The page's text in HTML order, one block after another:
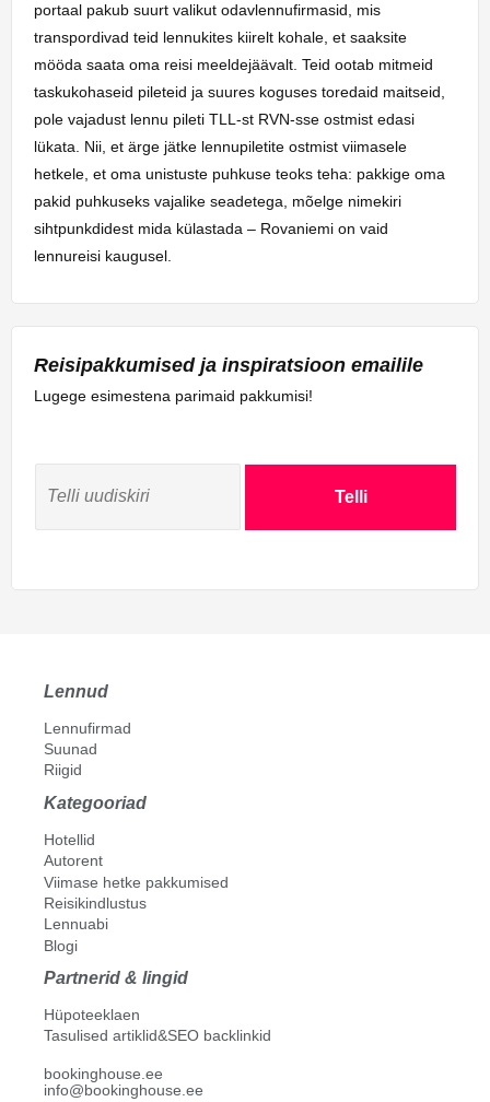
portaal pakub suurt valikut odavlennufirmasid, mis
transpordivad teid lennukites kiirelt kohale, et saaksite
mööda saata oma reisi meeldejäävalt. Teid ootab mitmeid
taskukohaseid pileteid ja suures koguses toredaid maitseid,
pole vajadust lennu pileti TLL-st RVN-sse ostmist edasi
lükata. Nii, et ärge jätke lennupiletite ostmist viimasele
hetkele, et oma unistuste puhkuse teoks teha: pakkige oma
pakid puhkuseks vajalike seadetega, mõelge nimekiri
sihtpunkdidest mida külastada – Rovaniemi on vaid
lennureisi kaugusel.
Reisipakkumised ja inspiratsioon emailile
Lugege esimestena parimaid pakkumisi!
Telli
Lennud
Lennufirmad
Suunad
Riigid
Kategooriad
Hotellid
Autorent
Viimase hetke pakkumised
Reisikindlustus
Lennuabi
Blogi
Partnerid & lingid
Hüpoteeklaen
Tasulised artiklid&SEO backlinkid
bookinghouse.ee
info@bookinghouse.ee